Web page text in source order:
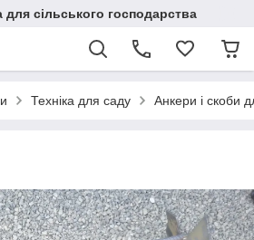
для сільського господарства
Техніка для саду Анкери і скоби